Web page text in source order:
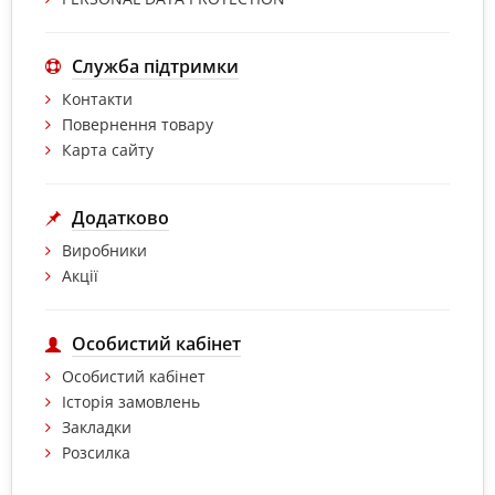
Служба підтримки
Контакти
Повернення товару
Карта сайту
Додатково
Виробники
Акції
Особистий кабінет
Особистий кабінет
Історія замовлень
Закладки
Розсилка